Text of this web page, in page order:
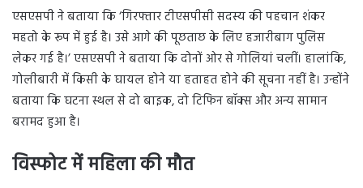
एसएसपी ने बताया कि ‘गिरफ्तार टीएसपीसी सदस्य की पहचान शंकर
महतो के रूप में हुई है। उसे आगे की पूछताछ के लिए हजारीबाग पुलिस
लेकर गई है।’ एसएसपी ने बताया कि दोनों ओर से गोलियां चलीं। हालांकि,
गोलीबारी में किसी के घायल होने या हताहत होने की सूचना नहीं है। उन्होंने
बताया कि घटना स्थल से दो बाइक, दो टिफिन बॉक्स और अन्य सामान
बरामद हुआ है।
विस्फोट मेंमहिला की मौत